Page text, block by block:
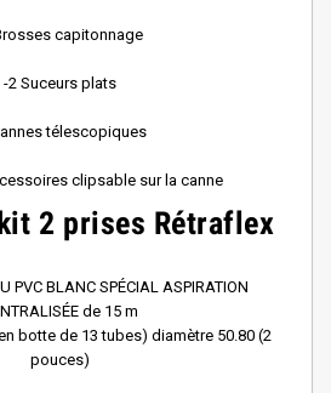
capitonnage
-2 Suceurs plats
télescopiques
clipsable sur la canne
2 prises Rétraflex
PVC BLANC SPÉCIAL ASPIRATION
de 15 m
botte de 13 tubes) diamètre 50.80 (2
pouces)